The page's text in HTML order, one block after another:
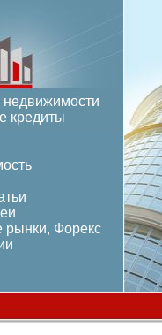
недвижимости
кредиты
рынки, Форекс